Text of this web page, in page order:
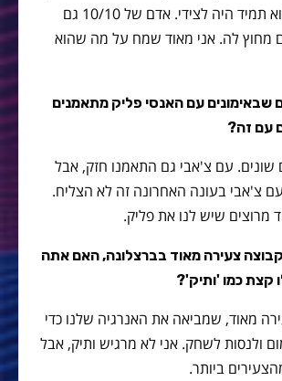
שעזר לי מאוד. הוא תמיד היה לצידי. אדם של 10/10 גם
מחוץ לה. אני מאוד שמח על מה שהוא
שבאימונים עם האנסי פליק מתאמנים
עם זה?
שונים. עם צ'אבי גם התאמנו חזק, אבל
צ'אבי בעונה האחרונה זה לא הצליח.
מרוצים שיש לנו את פליק.
צעירה מאוד בברצלונה, האם אתה
קצת כמו 'ותיק'?
מאוד, שמביאה את האנרגיה שלנו כדי
ולנסות לשחק. אני לא מרגיש ותיק, אבל
ביותר.